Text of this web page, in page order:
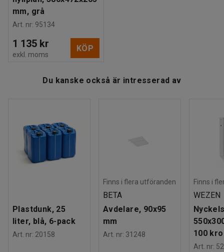
mm, grå
Art. nr: 95134
1 135 kr
exkl. moms
KÖP
Du kanske också är intresserad av
Plastdunk, 25
liter, blå, 6-pack
Art. nr: 20158
Finns i flera utföranden
BETA
Avdelare, 90x95
mm
Art. nr: 31248
Finns i
WEZEN
100
Art. nr: